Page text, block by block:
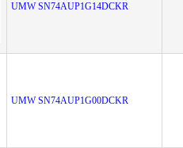
UMW SN74AUP1G14DCKR
UMW SN74AUP1G00DCKR